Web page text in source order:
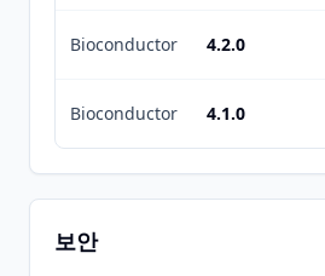
Bioconductor 4.2.0
Bioconductor 4.1.0
보안